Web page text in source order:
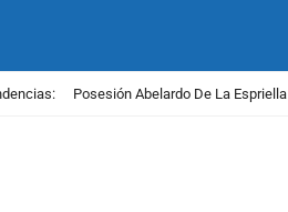
Posesión Abelardo De La Espriella